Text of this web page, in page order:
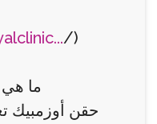
/)
ما
حقن أوزمبيك